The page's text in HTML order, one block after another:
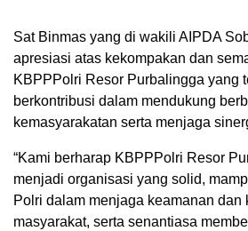
Sat Binmas yang di wakili AIPDA
apresiasi atas kekompakan dan
KBPPPolri Resor Purbalingga yang
berkontribusi dalam mendukung
kemasyarakatan serta menjaga
“Kami berharap KBPPPolri Resor
menjadi organisasi yang solid,
Polri dalam menjaga keamanan dan
masyarakat, serta senantiasa